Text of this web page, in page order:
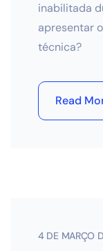
inabilitada
apresentar
técnica?
Read
4 DE MARÇO